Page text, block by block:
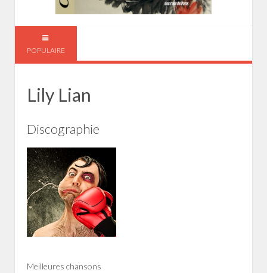
POPULAIRE
Lily Lian
Discographie
Meilleures chansons